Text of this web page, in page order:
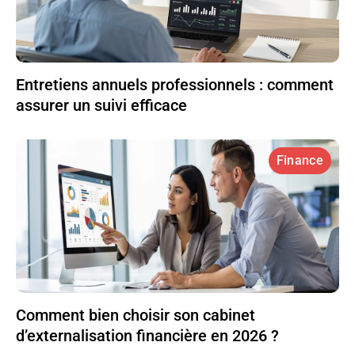
Entretiens annuels professionnels : comment
assurer un suivi efficace
Finance
Comment bien choisir son cabinet
d’externalisation financière en 2026 ?